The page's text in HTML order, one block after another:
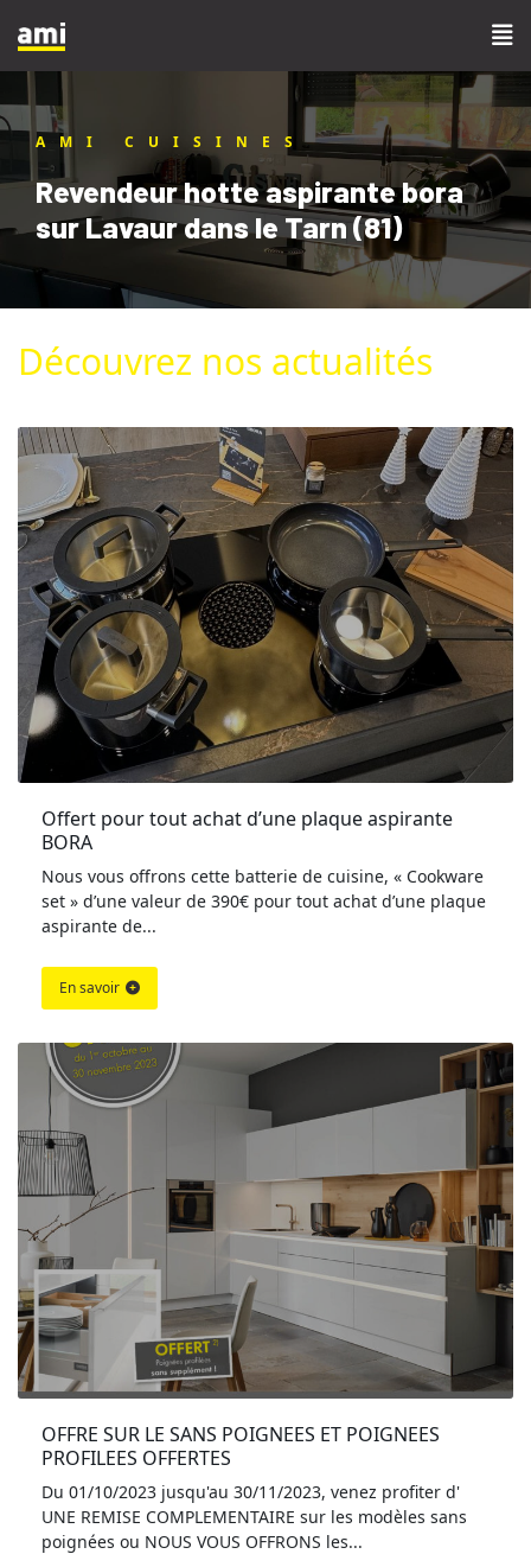
AMI CUISINES
Revendeur hotte aspirante bora
sur Lavaur dans le Tarn (81)
Découvrez nos actualités
Offert pour tout achat d’une plaque aspirante
BORA
Nous vous offrons cette batterie de cuisine, « Cookware
set » d’une valeur de 390€ pour tout achat d’une plaque
aspirante de...
En savoir
OFFRE SUR LE SANS POIGNEES ET POIGNEES
PROFILEES OFFERTES
Du 01/10/2023 jusqu'au 30/11/2023, venez profiter d'
UNE REMISE COMPLEMENTAIRE sur les modèles sans
poignées ou NOUS VOUS OFFRONS les...